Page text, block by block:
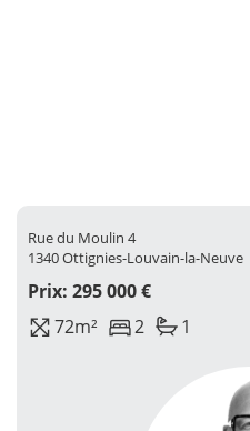
Rue du Moulin 4
1340 Ottignies-Louvain-la-Neuve
Prix: 295 000 €
72m²
2 1